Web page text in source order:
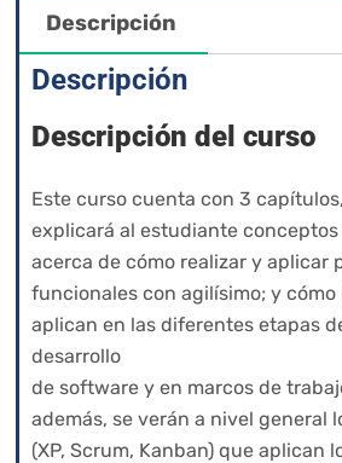
Descripción
Descripción
Descripción del curso
Este curso cuenta con 3
explicará al estudiante
acerca de cómo realizar y aplicar
funcionales con agilísimo; y cómo
aplican en las diferentes etapas
desarrollo
de software y en marcos de
además, se verán a nivel general
(XP, Scrum, Kanban) que aplican